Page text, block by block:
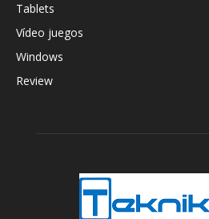
Tablets
Vídeo juegos
Windows
Review